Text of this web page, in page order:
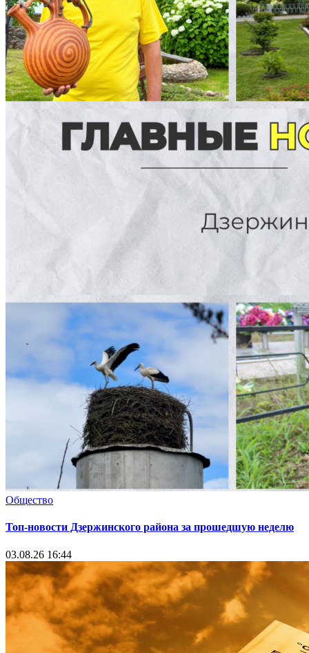
Общество
Топ-новости Дзержинского района за прошедшую неделю
03.08.26 16:44